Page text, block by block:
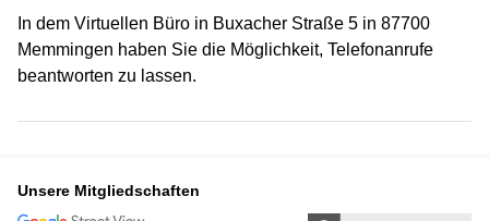
In dem Virtuellen Büro in Buxacher Straße 5 in 87700
Memmingen haben Sie die Möglichkeit, Telefonanrufe
beantworten zu lassen.
Unsere Mitgliedschaften